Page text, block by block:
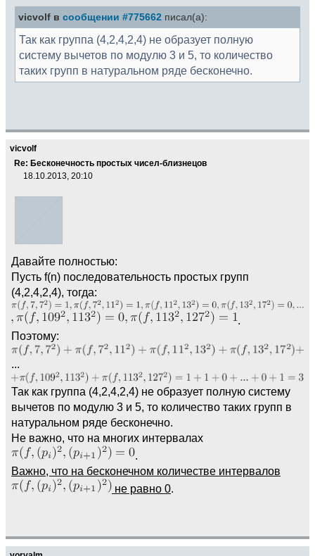
vicvolf в сообщении #775662 писал(а):
Так как группа (4,2,4,2,4) не образует полную
систему вычетов по модулю 3 и 5, то количество
таких групп в натуральном ряде бесконечно.
vicvolf
Re: Бесконечность простых чисел-близнецов
18.10.2013, 20:10
Давайте полностью:
Пусть f(n) последовательность простых групп
(4,2,4,2,4), тогда:
.
Поэтому:
...
Так как группа (4,2,4,2,4) не образует полную систему
вычетов по модулю 3 и 5, то количество таких групп в
натуральном ряде бесконечно.
Не важно, что на многих интервалах
.
Важно, что на бесконечном количестве интервалов
не равно 0.